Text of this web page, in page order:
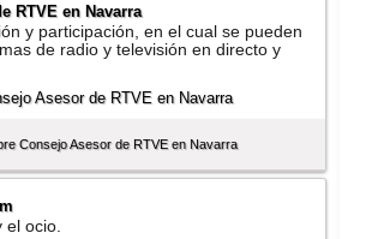
RTVE en Navarra
y participación, en el cual se pueden
de radio y televisión en directo y
Consejo Asesor de RTVE en Navarra
el ocio.